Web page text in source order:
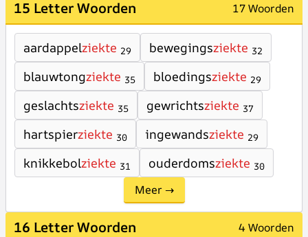
15 Letter Woorden 17 Woorden
aardappelziekte 29 bewegingsziekte 32
blauwtongziekte 35 bloedingsziekte 29
geslachtsziekte 35 gewrichtsziekte 37
hartspierziekte 30 ingewandsziekte 29
knikkebolziekte 31 ouderdomsziekte 30
Meer →
16 Letter Woorden 4 Woorden